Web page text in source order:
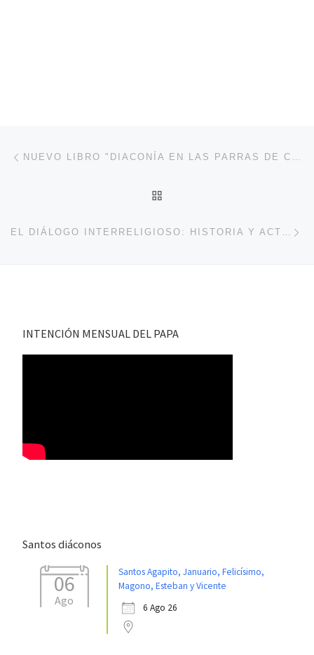
Navegación de entradas NUEVO LIBRO "DIACONÍA EN LAS PARRAS DE CHILE", DEL DIÁCONO MIGUEL ÁNGEL HERRERA PARRA I
EL DIÁLOGO INTERRELIGIOSO: HISTORIA Y ACTUALIDAD DE DOS ENCUENTROS: 1219 … 2019
INTENCIÓN MENSUAL DEL PAPA
Santos diáconos
06
Ago
Santos Agapito, Januario, Felicísimo,
Magono, Esteban y Vicente
6 Ago 26